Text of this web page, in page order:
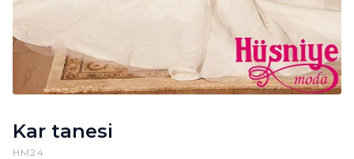
Kar tanesi
HM24